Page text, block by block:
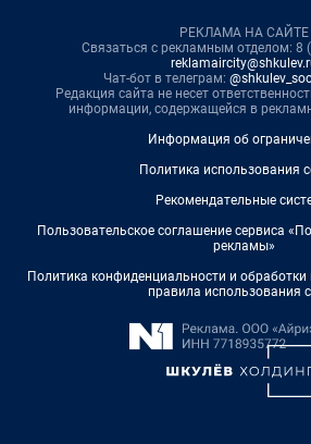
РЕКЛАМА НА САЙТЕ
Связаться с рекламным отделом: 8
Чат-бот в телеграм:
Редакция сайта не несет
информации, содержащейся в
Информация об
Политика использования
Рекомендательные
Пользовательское соглашение сервиса
рекламы»
Политика конфиденциальности и
правила использования